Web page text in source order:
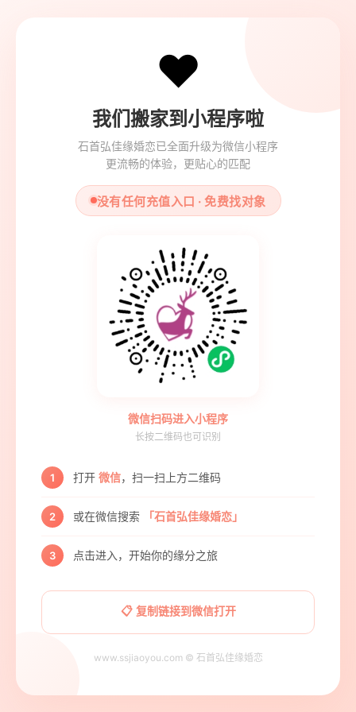
❤️
我们搬家到小程序啦
石首弘佳缘婚恋已全面升级为微信小程序
更流畅的体验，更贴心的匹配
没有任何充值入口 · 免费找对象
微信扫码进入小程序
长按二维码也可识别
1 打开 微信，扫一扫上方二维码
2 或在微信搜索 「石首弘佳缘婚恋」
3 点击进入，开始你的缘分之旅
📋 复制链接到微信打开
www.ssjiaoyou.com © 石首弘佳缘婚恋